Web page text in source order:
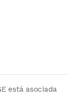
está asociada